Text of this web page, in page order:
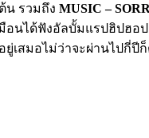
น รวมถึง MUSIC –
หมือนได้ฟังอัลบั้มแรปฮิปฮ
เสมอไม่ว่าจะผ่านไปกี่ปี